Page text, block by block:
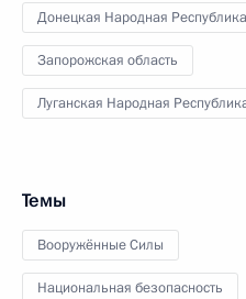
Донецкая Народная Республика
Запорожская область
Луганская Народная
Темы
Вооружённые Силы
Национальная безопасность